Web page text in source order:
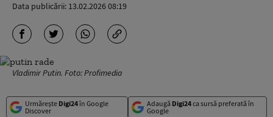
Data publicării: 13.02.2026 08:19
Vladimir Putin. Foto: Profimedia
Urmărește Digi24în Google
Discover
Adaugă Digi24ca sursă preferată în
Google